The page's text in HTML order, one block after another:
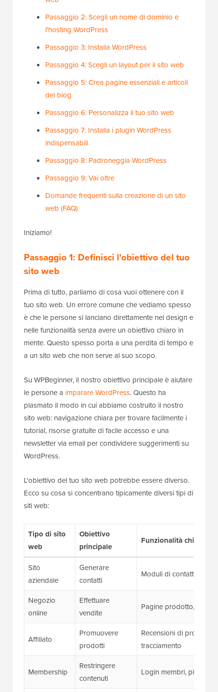
Passaggio 2: Scegli un nome di dominio e
l'hosting WordPress
Passaggio 3: Installa WordPress
Passaggio 4: Scegli un layout per il sito web
Passaggio 5: Crea pagine essenziali e articoli
del blog
Passaggio 6: Personalizza il tuo sito web
Passaggio 7: Installa i plugin WordPress
indispensabili
Passaggio 8: Padroneggia WordPress
Passaggio 9: Vai oltre
Domande frequenti sulla creazione di un sito
web (FAQ)
Iniziamo!
Passaggio 1: Definisci l'obiettivo del tuo
sito web
Prima di tutto, parliamo di cosa vuoi ottenere con il
tuo sito web. Un errore comune che vediamo spesso
è che le persone si lanciano direttamente nel design e
nelle funzionalità senza avere un obiettivo chiaro in
mente. Questo spesso porta a una perdita di tempo e
a un sito web che non serve al suo scopo.
Su WPBeginner, il nostro obiettivo principale è aiutare
le persone a imparare WordPress. Questo ha
plasmato il modo in cui abbiamo costruito il nostro
sito web: navigazione chiara per trovare facilmente i
tutorial, risorse gratuite di facile accesso e una
newsletter via email per condividere suggerimenti su
WordPress.
L'obiettivo del tuo sito web potrebbe essere diverso.
Ecco su cosa si concentrano tipicamente diversi tipi di
siti web:
Tipo di sito
web
Obiettivo
principale
Funzionalità chiave
Sito
aziendale
Generare
contatti
Moduli di contatto,
Negozio
online
Effettuare
vendite
Pagine prodotto,
Affiliato
Promuovere
prodotti
Recensioni di prodotti,
tracciamento
Membership
Restringere
contenuti
Login membri, piani di